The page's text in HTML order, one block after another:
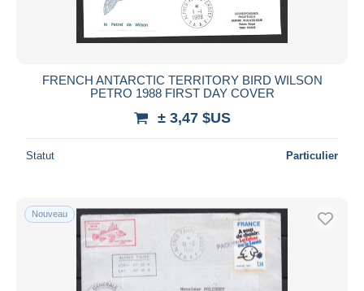
Toutes les durées
depuis
jours
Prix
Uniquement en réduction
Livraison gratuite
Méthodes de paiement
PayPal
FRENCH ANTARCTIC TERRITORY BIRD WILSON
PETRO 1988 FIRST DAY COVER
± 3,47 $US
Statut Particulier
Nouveau